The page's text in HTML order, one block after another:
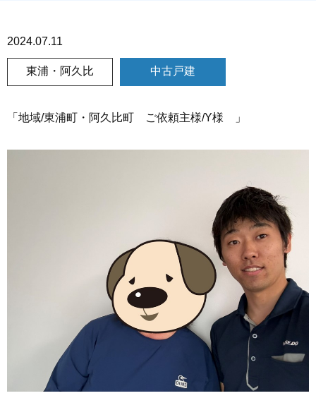
2024.07.11
東浦・阿久比 中古戸建
「地域/東浦町・阿久比町 ご依頼主様/Y様 」